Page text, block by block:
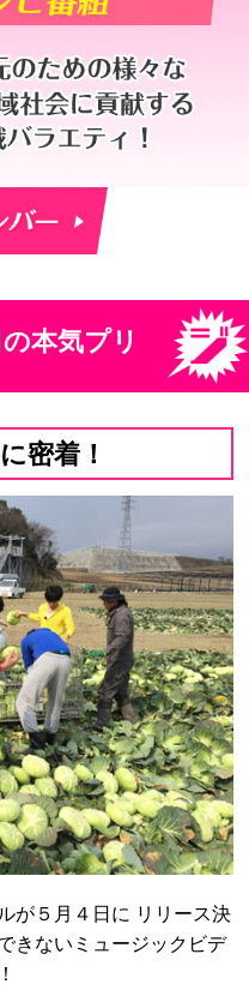
本気プリ
密着！
が５月４日に リリース決
きないミュージックビデ